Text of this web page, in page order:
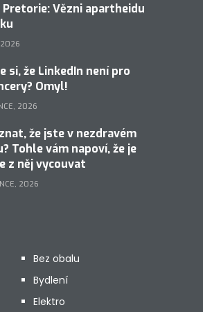
Pretorie: Vězni apartheidu
2026
si, že LinkedIn není pro
Omyl!
2026
že jste v nezdravém
Tohle vám napoví, že je
z něj vycouvat
2026
Bez obalu
Bydlení
Elektro